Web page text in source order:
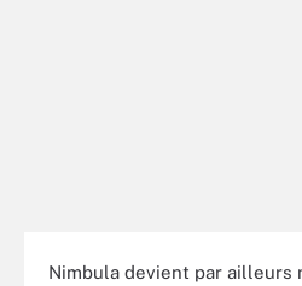
Nimbula devient par ailleurs